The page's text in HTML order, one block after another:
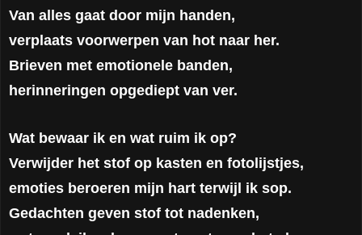
Van alles gaat door mijn handen,
verplaats voorwerpen van hot naar her.
Brieven met emotionele banden,
herinneringen opgediept van ver.
Wat bewaar ik en wat ruim ik op?
Verwijder het stof op kasten en fotolijstjes,
emoties beroeren mijn hart terwijl ik sop.
Gedachten geven stof tot nadenken,